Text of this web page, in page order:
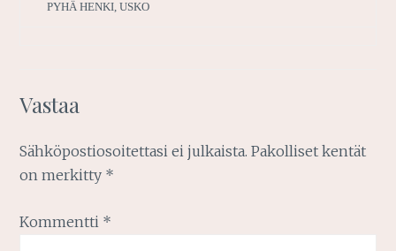
PYHÄ HENKI ,USKO
Vastaa
Sähköpostiosoitettasi ei julkaista. Pakolliset kentät
on merkitty *
Kommentti *